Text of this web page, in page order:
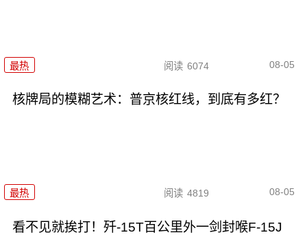
最热 阅读 6074 08-05
核牌局的模糊艺术：普京核红线，到底有多红？
最热 阅读 4819 08-05
看不见就挨打！歼-15T百公里外一剑封喉F-15J